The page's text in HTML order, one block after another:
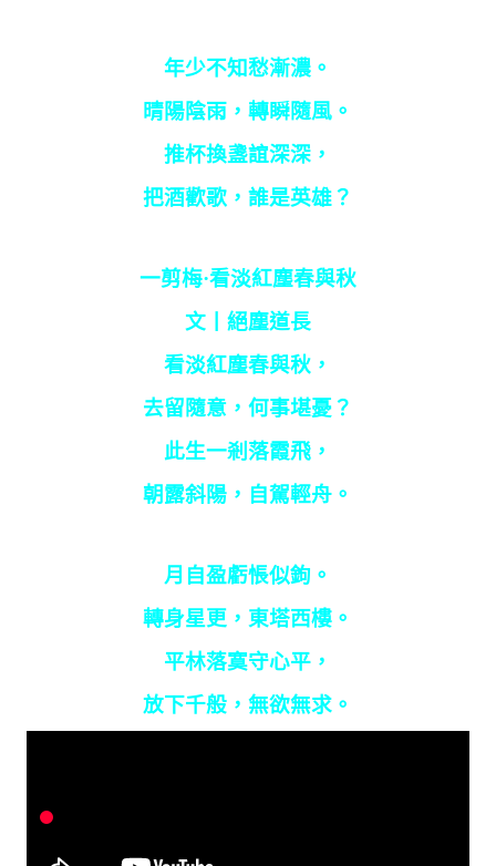
年少不知愁漸濃。
晴陽陰雨，轉瞬隨風。
推杯換盞誼深深，
把酒歡歌，誰是英雄？
一剪梅·看淡紅塵春與秋
文丨絕塵道長
看淡紅塵春與秋，
去留隨意，何事堪憂？
此生一剎落霞飛，
朝露斜陽，自駕輕舟。
月自盈虧悵似鉤。
轉身星更，東塔西樓。
平林落寞守心平，
放下千般，無欲無求。